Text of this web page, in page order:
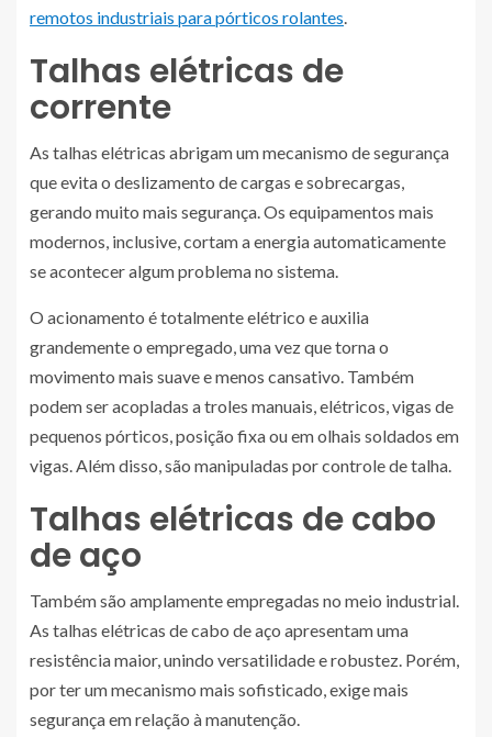
remotos industriais para pórticos rolantes.
Talhas elétricas de
corrente
As talhas elétricas abrigam um mecanismo de segurança
que evita o deslizamento de cargas e sobrecargas,
gerando muito mais segurança. Os equipamentos mais
modernos, inclusive, cortam a energia automaticamente
se acontecer algum problema no sistema.
O acionamento é totalmente elétrico e auxilia
grandemente o empregado, uma vez que torna o
movimento mais suave e menos cansativo. Também
podem ser acopladas a troles manuais, elétricos, vigas de
pequenos pórticos, posição fixa ou em olhais soldados em
vigas. Além disso, são manipuladas por controle de talha.
Talhas elétricas de cabo
de aço
Também são amplamente empregadas no meio industrial.
As talhas elétricas de cabo de aço apresentam uma
resistência maior, unindo versatilidade e robustez. Porém,
por ter um mecanismo mais sofisticado, exige mais
segurança em relação à manutenção.